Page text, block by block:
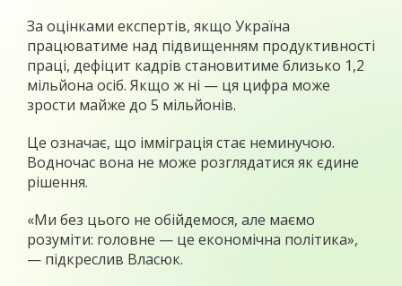
За оцінками експертів, якщо Україна
працюватиме над підвищенням продуктивності
праці, дефіцит кадрів становитиме близько 1,2
мільйона осіб. Якщо ж ні — ця цифра може
зрости майже до 5 мільйонів.
Це означає, що імміграція стає неминучою.
Водночас вона не може розглядатися як єдине
рішення.
«Ми без цього не обійдемося, але маємо
розуміти: головне — це економічна політика»,
— підкреслив Власюк.